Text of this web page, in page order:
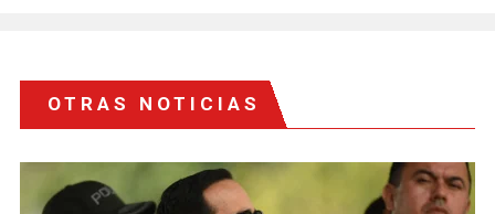
OTRAS NOTICIAS